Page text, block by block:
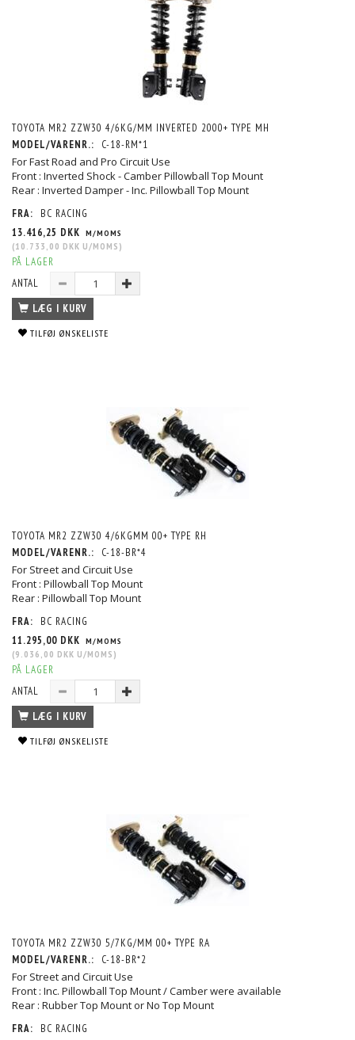
TOYOTA MR2 ZZW30 4/6KG/MM INVERTED 2000+ TYPE MH
MODEL/VARENR.:
C-18-RM*1
For Fast Road and Pro Circuit Use
Front : Inverted Shock - Camber Pillowball Top Mount
Rear : Inverted Damper - Inc. Pillowball Top Mount
FRA:
BC RACING
13.416,25 DKK M/MOMS
(10.733,00 DKK U/MOMS )
PÅ LAGER
ANTAL
LÆG I KURV
TILFØJ ØNSKELISTE
TOYOTA MR2 ZZW30 4/6KGMM 00+ TYPE RH
MODEL/VARENR.:
C-18-BR*4
For Street and Circuit Use
Front : Pillowball Top Mount
Rear : Pillowball Top Mount
FRA:
BC RACING
11.295,00 DKK M/MOMS
(9.036,00 DKK U/MOMS )
PÅ LAGER
ANTAL
LÆG I KURV
TILFØJ ØNSKELISTE
TOYOTA MR2 ZZW30 5/7KG/MM 00+ TYPE RA
MODEL/VARENR.:
C-18-BR*2
For Street and Circuit Use
Front : Inc. Pillowball Top Mount / Camber were available
Rear : Rubber Top Mount or No Top Mount
FRA:
BC RACING